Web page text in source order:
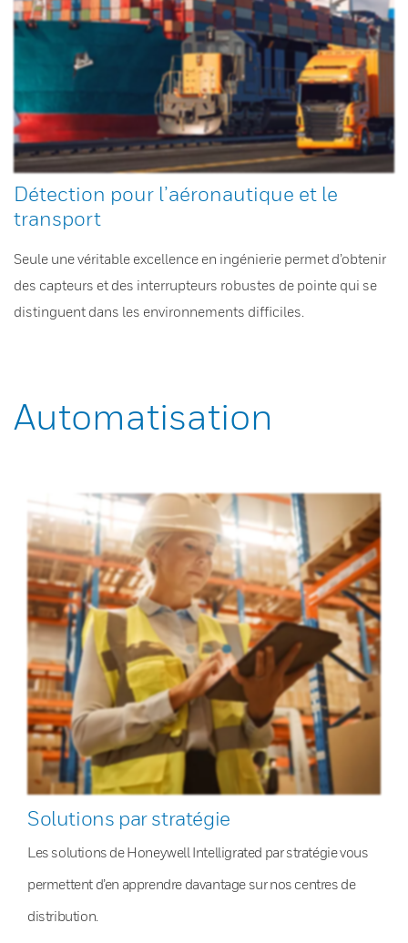
Détection pour l’aéronautique et le
transport
Seule une véritable excellence en ingénierie permet d’obtenir
des capteurs et des interrupteurs robustes de pointe qui se
distinguent dans les environnements difficiles.
Automatisation
Solutions par stratégie
Les solutions de Honeywell Intelligrated par stratégie vous
permettent d’en apprendre davantage sur nos centres de
distribution.